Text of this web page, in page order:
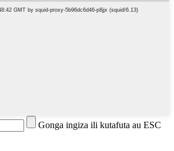
Gonga ingiza ili kutafuta au ESC